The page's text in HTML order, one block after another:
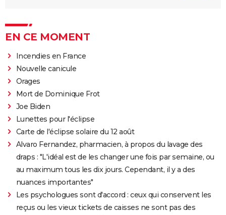
EN CE MOMENT
Incendies en France
Nouvelle canicule
Orages
Mort de Dominique Frot
Joe Biden
Lunettes pour l'éclipse
Carte de l'éclipse solaire du 12 août
Alvaro Fernandez, pharmacien, à propos du lavage des
draps : "L'idéal est de les changer une fois par semaine, ou
au maximum tous les dix jours. Cependant, il y a des
nuances importantes"
Les psychologues sont d'accord : ceux qui conservent les
reçus ou les vieux tickets de caisses ne sont pas des